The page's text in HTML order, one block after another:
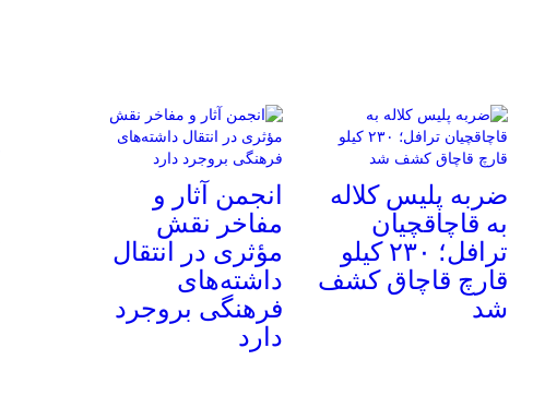
ضربه پلیس کلاله
به قاچاقچیان
ترافل؛ ۲۳۰ کیلو
قارچ قاچاق کشف
شد
انجمن آثار و
مفاخر نقش
مؤثری در انتقال
داشته‌های
فرهنگی بروجرد
دارد